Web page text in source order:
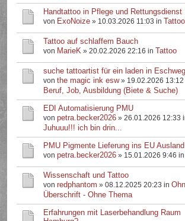
Handtattoo in Pflege und Rettungsdienst
von ExoNoize » 10.03.2026 11:03 in
Tattoo auf schlaffem Bauch
von MarieK » 20.02.2026 22:16 in Tattoo
suche tattoartist für ein laden in
vonthe magic ink esw» 19.02.2026 13:12
Beruf, Job, Ausbildung (Biete & Suche)
EDI Automatisierung PMU
vonpetra.becker2026 » 26.01.2026 12:33
Juhuuu!!! ich bin drin...
PMU Pigmente Lieferung ins EU Ausland
vonpetra.becker2026 » 15.01.2026 9:46 in
Wissenschaft und Tattoo
vonredphantom » 08.12.2025 20:23 in
Überschrift - Ohne Thema
Erfahrungen mit Laserbehandlung Raum